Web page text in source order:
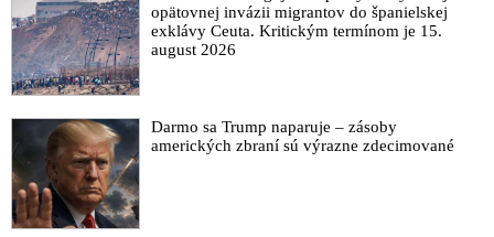
nástroj
Lučanského advokát Beresecký vylúčil úmyselné aj cudzie
zavinenie zranenia policajného exprezidenta
VIDEO: Strácame civilizačný „náter“. Ak sa potvrdí
dokopanie generála Lučanského, je to na odstúpenie ministerky
spravodlivosti
Zo strany parlamentu a Matovičovej vlády dochádza k
masívnej deštrukcii právneho štátu a k porušovaniu základných
slobôd občanov, varujú sudcovia
opätovnej invázii migrantov do španielskej
exklávy Ceuta. Kritickým termínom je 15.
august 2026
Darmo sa Trump naparuje – zásoby
amerických zbraní sú výrazne zdecimované